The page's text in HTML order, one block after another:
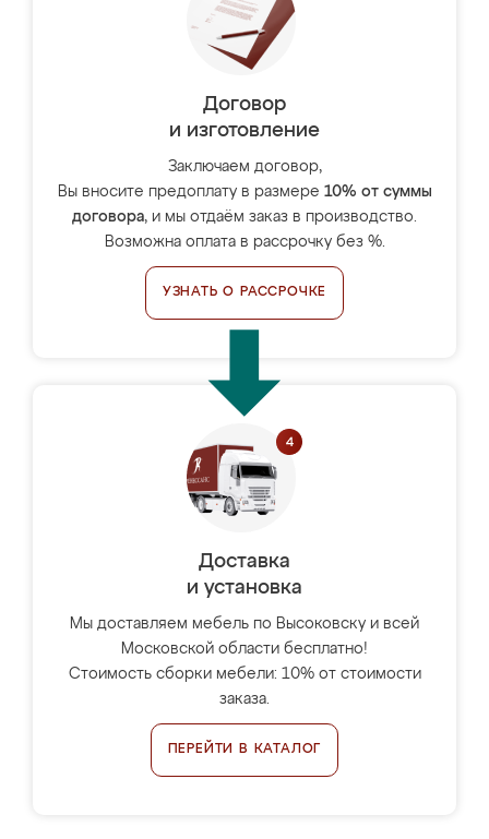
Договор
и изготовление
Заключаем договор,
Вы вносите предоплату в размере 10% от суммы
договора, и мы отдаём заказ в производство.
Возможна оплата в рассрочку без %.
УЗНАТЬ О РАССРОЧКЕ
Доставка
и установка
Мы доставляем мебель по Высоковску и всей
Московской области бесплатно!
Стоимость сборки мебели: 10% от стоимости
заказа.
ПЕРЕЙТИ В КАТАЛОГ